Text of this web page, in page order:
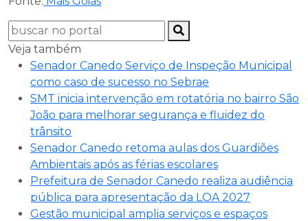
Veja também
Senador Canedo Serviço de Inspeção Municipal
como caso de sucesso no Sebrae
SMT inicia intervenção em rotatória no bairro São
João para melhorar segurança e fluidez do
trânsito
Senador Canedo retoma aulas dos Guardiões
Ambientais após as férias escolares
Prefeitura de Senador Canedo realiza audiência
pública para apresentação da LOA 2027
Gestão municipal amplia serviços e espaços